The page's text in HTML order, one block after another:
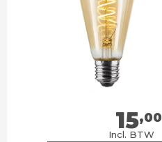
15,00
Incl. BTW